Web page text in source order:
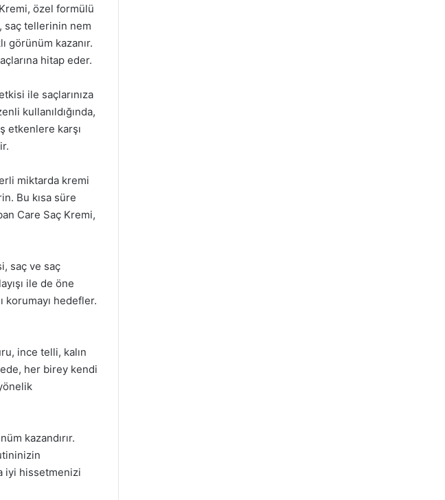
özel formülü
saç tellerinin nem
görünüm kazanır.
hitap eder.
ile saçlarınıza
kullanıldığında,
etkenlere karşı
miktarda kremi
Bu kısa süre
Care Saç Kremi,
saç ve saç
ile de öne
korumayı hedefler.
ince telli, kalın
her birey kendi
kazandırır.
iyi hissetmenizi